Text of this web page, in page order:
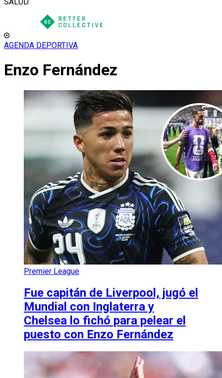
AGENDA DEPORTIVA
Enzo Fernández
Premier League
Fue capitán de Liverpool, jugó el
Mundial con Inglaterra y
Chelsea lo fichó para pelear el
puesto con Enzo Fernández